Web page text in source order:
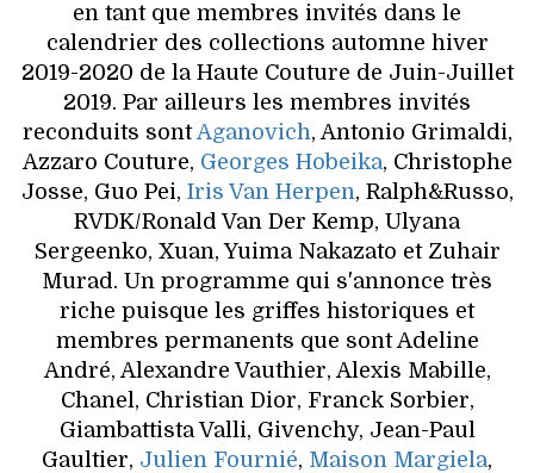
en tant que membres invités dans le
calendrier des collections automne hiver
2019-2020 de la Haute Couture de Juin-Juillet
2019. Par ailleurs les membres invités
reconduits sontAganovich, Antonio Grimaldi,
Azzaro Couture, Georges Hobeika, Christophe
Josse, Guo Pei, Iris Van Herpen, Ralph&Russo,
RVDK/Ronald Van Der Kemp, Ulyana
Sergeenko, Xuan, Yuima Nakazato et Zuhair
Murad. Un programme qui s'annonce très
riche puisque les griffes historiques et
membres permanents que sont Adeline
André, Alexandre Vauthier, Alexis Mabille,
Chanel, Christian Dior, Franck Sorbier,
Giambattista Valli, Givenchy, Jean-Paul
Gaultier, Julien Fournié, Maison Margiela,